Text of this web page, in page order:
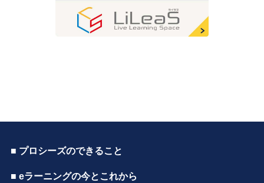
■ プロシーズのできること
■ eラーニングの今とこれから